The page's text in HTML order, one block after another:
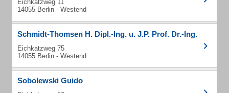
Eichkatzweg 11
14055 Berlin - Westend
Schmidt-Thomsen H. Dipl.-Ing. u. J.P. Prof. Dr.-Ing.
Eichkatzweg 75
14055 Berlin - Westend
Sobolewski Guido